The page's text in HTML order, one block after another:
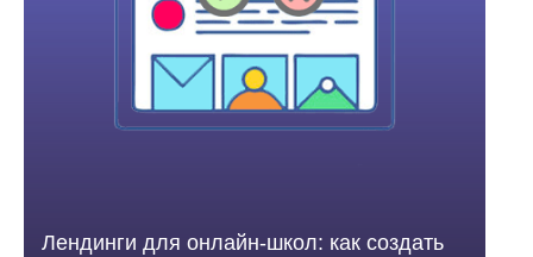
Лендинги для онлайн-школ: как создать